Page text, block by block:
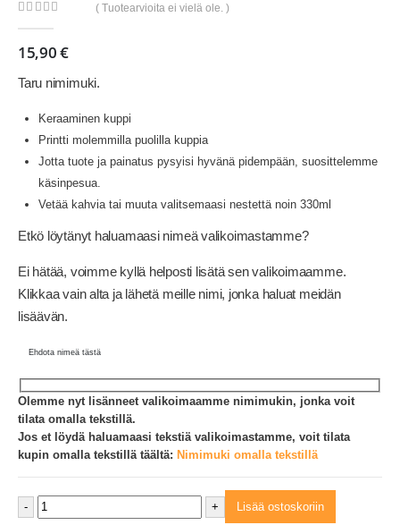
( Tuotearvioita ei vielä ole. )
15,90€
Taru nimimuki.
Keraaminen kuppi
Printti molemmilla puolilla kuppia
Jotta tuote ja painatus pysyisi hyvänä pidempään, suosittelemme
käsinpesua.
Vetää kahvia tai muuta valitsemaasi nestettä noin 330ml
Etkö löytänyt haluamaasi nimeä valikoimastamme?
Ei hätää, voimme kyllä helposti lisätä sen valikoimaamme.
Klikkaa vain alta ja lähetä meille nimi, jonka haluat meidän
lisäävän.
Ehdota nimeä tästä
Olemme nyt lisänneet valikoimaamme nimimukin, jonka voit
tilata omalla tekstillä.
Jos et löydä haluamaasi tekstiä valikoimastamme, voit tilata
kupin omalla tekstillä täältä: Nimimuki omalla tekstillä
- + Lisää ostoskoriin